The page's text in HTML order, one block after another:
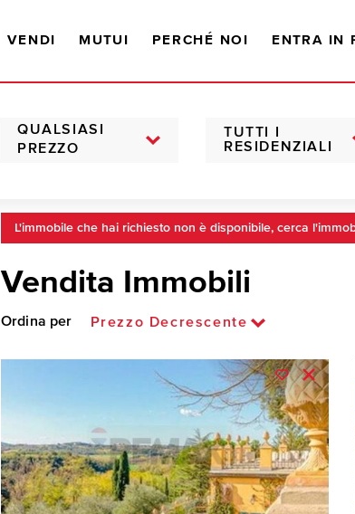
VENDI MUTUI PERCHÉ NOI ENTRA IN
QUALSIASI
PREZZO
TUTTI I
RESIDENZIALI
L'immobile che hai richiesto non è disponibile, cerca
Vendita Immobili
Ordina per Prezzo Decrescente